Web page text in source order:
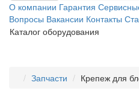
О компании Гарантия
Вопросы Вакансии Контакты
Каталог оборудования
Запчасти Крепеж для